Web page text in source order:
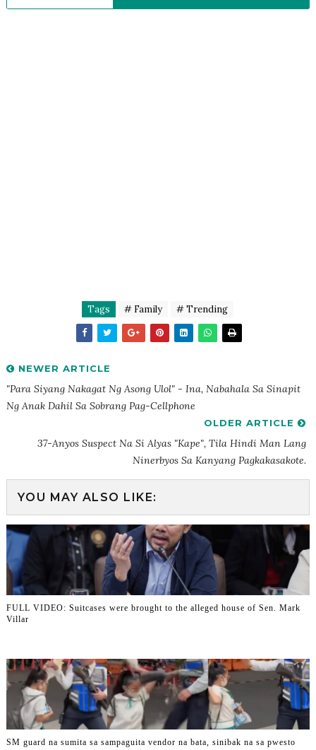
Tags # Family # Trending
NEWER ARTICLE
"Para Siyang Nakagat Ng Asong Ulol" - Ina, Nabahala Sa Sinapit
Ng Anak Dahil Sa Sobrang Pag-Cellphone
OLDER ARTICLE
37-Anyos Suspect Na Si Alyas "Kape", Tila Hindi Man Lang
Ninerbyos Sa Kanyang Pagkakasakote.
YOU MAY ALSO LIKE:
FULL VIDEO: Suitcases were brought to the alleged house of Sen. Mark
Villar
SM guard na sumita sa sampaguita vendor na bata, sinibak na sa pwesto